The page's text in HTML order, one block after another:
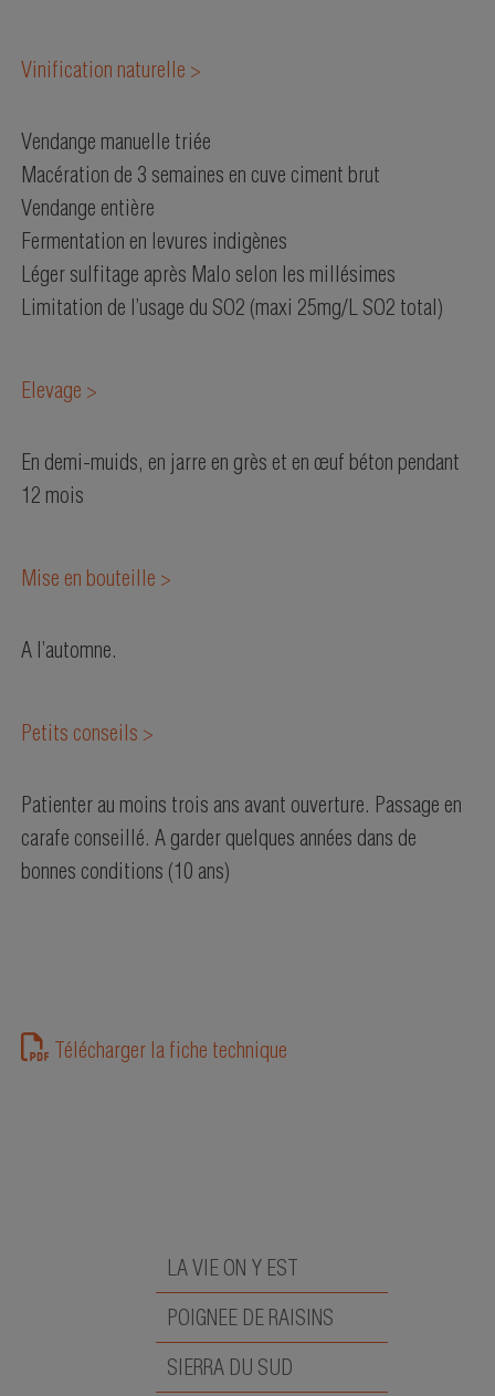
Vinification naturelle >
Vendange manuelle triée
Macération de 3 semaines en cuve ciment brut
Vendange entière
Fermentation en levures indigènes
Léger sulfitage après Malo selon les millésimes
Limitation de l’usage du SO2 (maxi 25mg/L SO2 total)
Elevage >
En demi-muids, en jarre en grès et en œuf béton pendant
12 mois
Mise en bouteille >
A l’automne.
Petits conseils >
Patienter au moins trois ans avant ouverture. Passage en
carafe conseillé. A garder quelques années dans de
bonnes conditions (10 ans)
Télécharger la fiche technique
LA VIE ON Y EST
POIGNEE DE RAISINS
SIERRA DU SUD